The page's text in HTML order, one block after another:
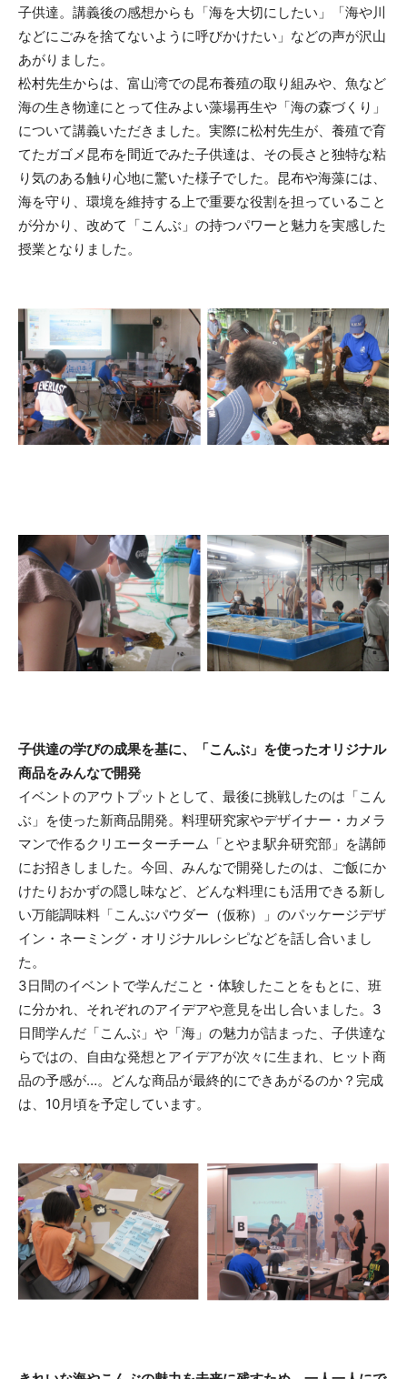
子供達。講義後の感想からも「海を大切にしたい」「海や川
などにごみを捨てないように呼びかけたい」などの声が沢山
あがりました。
松村先生からは、富山湾での昆布養殖の取り組みや、魚など
海の生き物達にとって住みよい藻場再生や「海の森づくり」
について講義いただきました。実際に松村先生が、養殖で育
てたガゴメ昆布を間近でみた子供達は、その長さと独特な粘
り気のある触り心地に驚いた様子でした。昆布や海藻には、
海を守り、環境を維持する上で重要な役割を担っていること
が分かり、改めて「こんぶ」の持つパワーと魅力を実感した
授業となりました。
子供達の学びの成果を基に、「こんぶ」を使ったオリジナル
商品をみんなで開発
イベントのアウトプットとして、最後に挑戦したのは「こん
ぶ」を使った新商品開発。料理研究家やデザイナー・カメラ
マンで作るクリエーターチーム「とやま駅弁研究部」を講師
にお招きしました。今回、みんなで開発したのは、ご飯にか
けたりおかずの隠し味など、どんな料理にも活用できる新し
い万能調味料「こんぶパウダー（仮称）」のパッケージデザ
イン・ネーミング・オリジナルレシピなどを話し合いまし
た。
3日間のイベントで学んだこと・体験したことをもとに、班
に分かれ、それぞれのアイデアや意見を出し合いました。3
日間学んだ「こんぶ」や「海」の魅力が詰まった、子供達な
らではの、自由な発想とアイデアが次々に生まれ、ヒット商
品の予感が…。どんな商品が最終的にできあがるのか？完成
は、10月頃を予定しています。